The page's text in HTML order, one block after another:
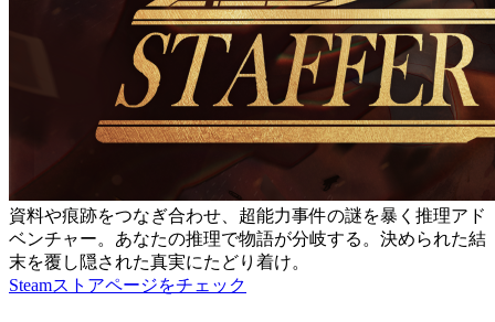
資料や痕跡をつなぎ合わせ、超能力事件の謎を暴く推理アド
ベンチャー。あなたの推理で物語が分岐する。決められた結
末を覆し隠された真実にたどり着け。
Steamストアページをチェック